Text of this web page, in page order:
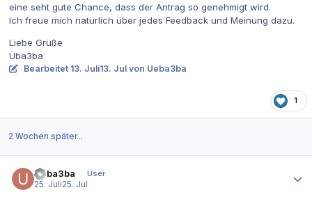
eine seht gute Chance, dass der Antrag so genehmigt wird.
Ich freue mich natürlich über jedes Feedback und Meinung dazu.
Liebe Grüße
Üba3ba
Bearbeitet 13. Juli13. Jul von Ueba3ba
1
2 Wochen später...
Ueba3ba
User
25. Juli25. Jul